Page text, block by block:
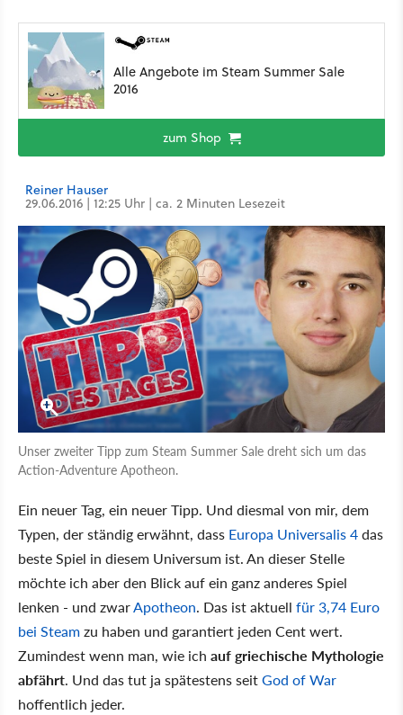
Alle Angebote im Steam Summer Sale
2016
zum Shop
Reiner Hauser
29.06.2016 | 12:25 Uhr | ca. 2 Minuten Lesezeit
Unser zweiter Tipp zum Steam Summer Sale dreht sich um das
Action-Adventure Apotheon.
Ein neuer Tag, ein neuer Tipp. Und diesmal von mir, dem
Typen, der ständig erwähnt, dass Europa Universalis 4das
beste Spiel in diesem Universum ist. An dieser Stelle
möchte ich aber den Blick auf ein ganz anderes Spiel
lenken - und zwarApotheon. Das ist aktuell für 3,74 Euro
bei Steamzu haben und garantiert jeden Cent wert.
Zumindest wenn man, wie ich auf griechische Mythologie
abfährt. Und das tut ja spätestens seitGod of War
hoffentlich jeder.